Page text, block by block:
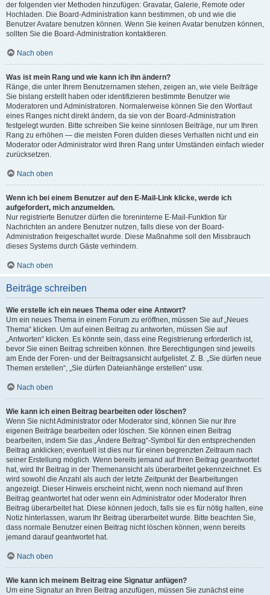
der folgenden vier Methoden hinzufügen: Gravatar, Galerie, Remote oder
Hochladen. Die Board-Administration kann bestimmen, ob und wie die
Benutzer Avatare benutzen können. Wenn Sie keinen Avatar benutzen können,
sollten Sie die Board-Administration kontaktieren.
Nach oben
Was ist mein Rang und wie kann ich ihn ändern?
Ränge, die unter Ihrem Benutzernamen stehen, zeigen an, wie viele Beiträge
Sie bislang erstellt haben oder identifizieren bestimmte Benutzer wie
Moderatoren und Administratoren. Normalerweise können Sie den Wortlaut
eines Ranges nicht direkt ändern, da sie von der Board-Administration
festgelegt wurden. Bitte schreiben Sie keine sinnlosen Beiträge, nur um Ihren
Rang zu erhöhen — die meisten Foren dulden dieses Verhalten nicht und ein
Moderator oder Administrator wird Ihren Rang unter Umständen einfach wieder
zurücksetzen.
Nach oben
Wenn ich bei einem Benutzer auf den E-Mail-Link klicke, werde ich
aufgefordert, mich anzumelden.
Nur registrierte Benutzer dürfen die foreninterne E-Mail-Funktion für
Nachrichten an andere Benutzer nutzen, falls diese von der Board-
Administration freigeschaltet wurde. Diese Maßnahme soll den Missbrauch
dieses Systems durch Gäste verhindern.
Nach oben
Beiträge schreiben
Wie erstelle ich ein neues Thema oder eine Antwort?
Um ein neues Thema in einem Forum zu eröffnen, müssen Sie auf „Neues
Thema“ klicken. Um auf einen Beitrag zu antworten, müssen Sie auf
„Antworten“ klicken. Es könnte sein, dass eine Registrierung erforderlich ist,
bevor Sie einen Beitrag schreiben können. Ihre Berechtigungen sind jeweils
am Ende der Foren- und der Beitragsansicht aufgelistet. Z. B. „Sie dürfen neue
Themen erstellen“, „Sie dürfen Dateianhänge erstellen“ usw.
Nach oben
Wie kann ich einen Beitrag bearbeiten oder löschen?
Wenn Sie nicht Administrator oder Moderator sind, können Sie nur Ihre
eigenen Beiträge bearbeiten oder löschen. Sie können einen Beitrag
bearbeiten, indem Sie das „Ändere Beitrag“-Symbol für den entsprechenden
Beitrag anklicken; eventuell ist dies nur für einen begrenzten Zeitraum nach
seiner Erstellung möglich. Wenn bereits jemand auf Ihren Beitrag geantwortet
hat, wird Ihr Beitrag in der Themenansicht als überarbeitet gekennzeichnet. Es
wird sowohl die Anzahl als auch der letzte Zeitpunkt der Bearbeitungen
angezeigt. Dieser Hinweis erscheint nicht, wenn noch niemand auf Ihren
Beitrag geantwortet hat oder wenn ein Administrator oder Moderator Ihren
Beitrag überarbeitet hat. Diese können jedoch, falls sie es für nötig halten, eine
Notiz hinterlassen, warum Ihr Beitrag überarbeitet wurde. Bitte beachten Sie,
dass normale Benutzer einen Beitrag nicht löschen können, wenn bereits
jemand darauf geantwortet hat.
Nach oben
Wie kann ich meinem Beitrag eine Signatur anfügen?
Um eine Signatur an Ihren Beitrag anzufügen, müssen Sie zunächst eine